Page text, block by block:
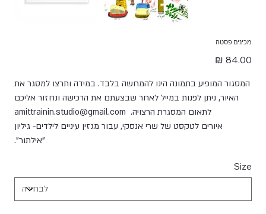
מכינים פסטה
מחיר
המסגור המופיע בתמונה הינו להמחשה בלבד. במידה ותרצו למסגר את
האיור, ניתן לפנות במייל לאחר שבצעתם את הרכישה ונחזור אליכם
לתאום המסגרת הרצויה. amittrainin.studio@gmail.com
איורים לטקסט של שרי אנסקי, עבור מגזין עיניים לילדים- גיליון
"אילתור".
Size